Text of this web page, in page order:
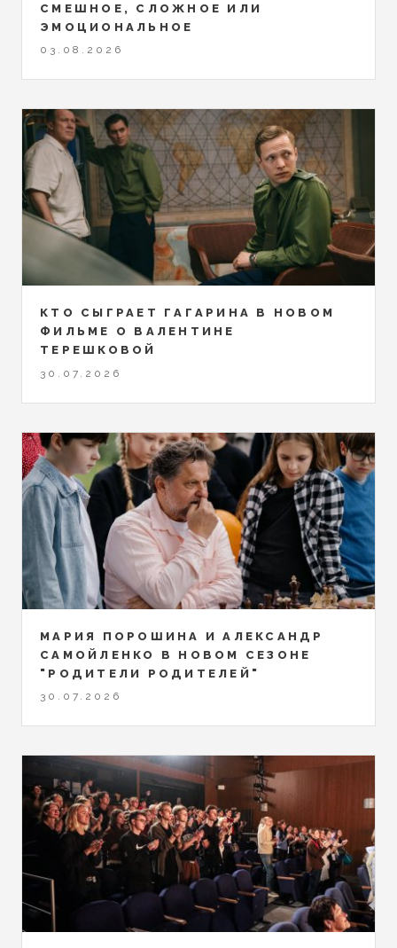
СМЕШНОЕ, СЛОЖНОЕ ИЛИ
ЭМОЦИОНАЛЬНОЕ
03.08.2026
КТО СЫГРАЕТ ГАГАРИНА В НОВОМ
ФИЛЬМЕ О ВАЛЕНТИНЕ
ТЕРЕШКОВОЙ
30.07.2026
МАРИЯ ПОРОШИНА И АЛЕКСАНДР
САМОЙЛЕНКО В НОВОМ СЕЗОНЕ
"РОДИТЕЛИ РОДИТЕЛЕЙ"
30.07.2026